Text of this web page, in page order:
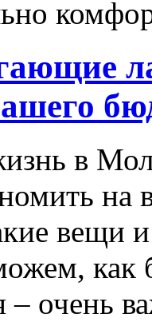
в
вещи
как
– очень